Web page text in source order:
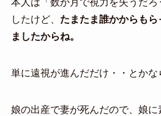
本人は「数か月で視力を失うだろ
したけど、 たまたま誰かからも
ましたからね。
単に遠視が進んだだけ・・とかな
娘の出産で妻が死んだので、娘